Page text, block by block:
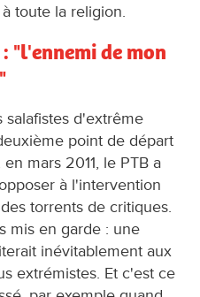
toute la religion.
"l'ennemi de mon
salafistes d'extrême
point de départ
mars 2011, le PTB a
à l'intervention
torrents de critiques.
mis en garde : une
inévitablement aux
extrémistes. Et c'est ce